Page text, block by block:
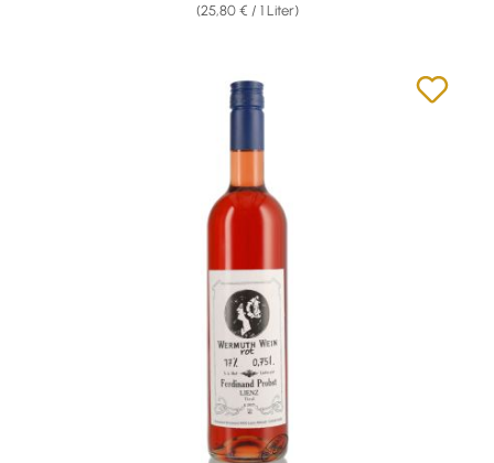
(25,80 € / 1 Liter)